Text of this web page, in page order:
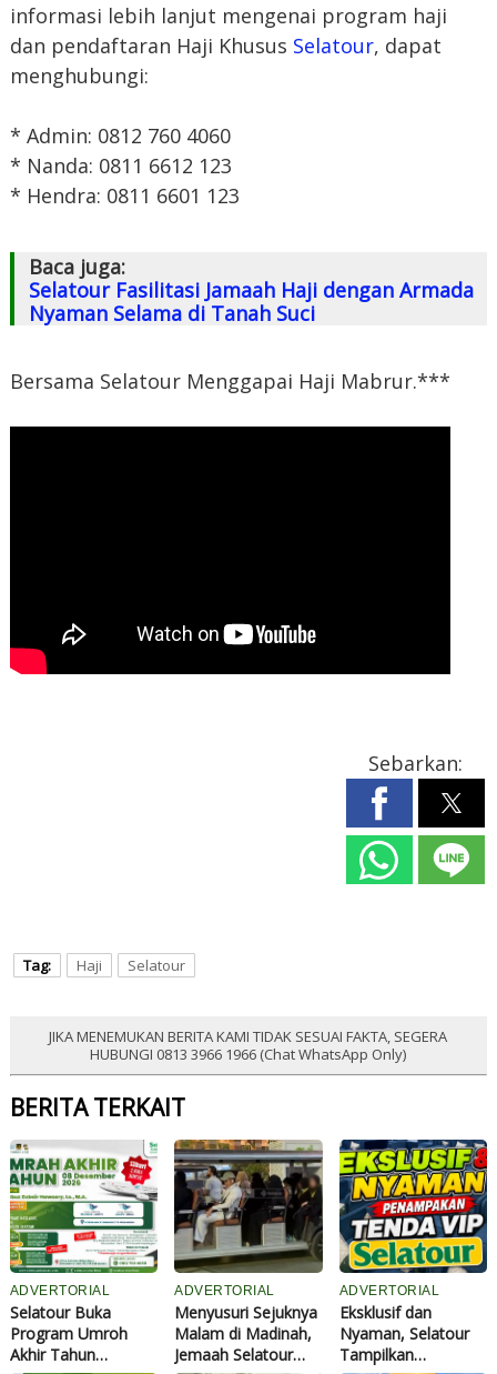
informasi lebih lanjut mengenai program haji
dan pendaftaran Haji Khusus Selatour, dapat
menghubungi:
* Admin: 0812 760 4060
* Nanda: 0811 6612 123
* Hendra: 0811 6601 123
Baca juga:
Selatour Fasilitasi Jamaah Haji dengan Armada
Nyaman Selama di Tanah Suci
Bersama Selatour Menggapai Haji Mabrur.***
Sebarkan:
Tag: Haji Selatour
JIKA MENEMUKAN BERITA KAMI TIDAK SESUAI FAKTA, SEGERA
HUBUNGI 0813 3966 1966 (Chat WhatsApp Only)
BERITA TERKAIT
ADVERTORIAL
Selatour Buka
Program Umroh
Akhir Tahun
ADVERTORIAL
Menyusuri Sejuknya
Malam di Madinah,
Jemaah Selatour
ADVERTORIAL
Eksklusif dan
Nyaman, Selatour
Tampilkan